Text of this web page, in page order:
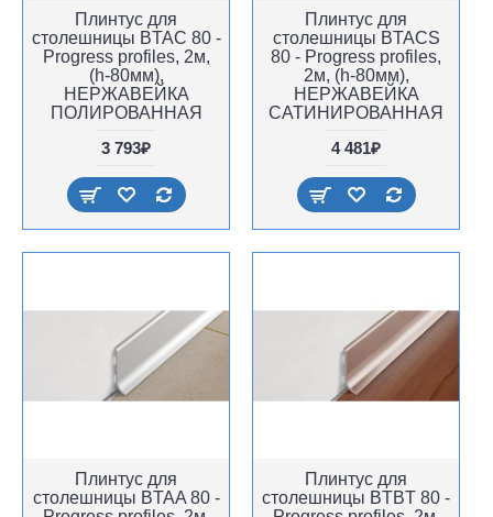
Плинтус для
столешницы BTAC 80 -
Progress profiles, 2м,
(h-80мм),
НЕРЖАВЕЙКА
ПОЛИРОВАННАЯ
3 793₽
Плинтус для
столешницы BTACS
80 - Progress profiles,
2м, (h-80мм),
НЕРЖАВЕЙКА
САТИНИРОВАННАЯ
4 481₽
Плинтус для
столешницы BTAA 80 -
Плинтус для
столешницы BTBT 80 -